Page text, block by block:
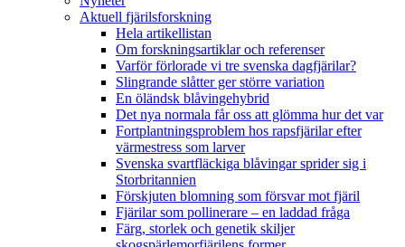
Aktuell fjärilsforskning
Hela artikellistan
Om forskningsartiklar och referenser
Varför förlorade vi tre svenska dagfjärilar?
Slingrande slåtter ger större variation
En öländsk blåvingehybrid
Det nya normala får oss att glömma hur det var
Fortplantningsproblem hos rapsfjärilar efter
värmestress som larver
Svenska svartfläckiga blåvingar sprider sig i
Storbritannien
Förskjuten blomning som försvar mot fjäril
Fjärilar som pollinerare – en laddad fråga
Färg, storlek och genetik skiljer